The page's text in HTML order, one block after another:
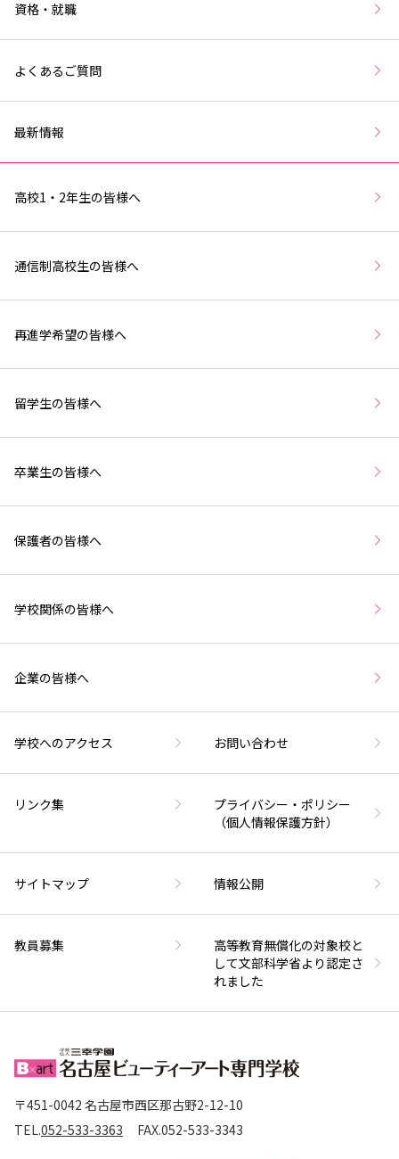
資格・就職
よくあるご質問
最新情報
高校1・2年生の皆様へ
通信制高校生の皆様へ
再進学希望の皆様へ
留学生の皆様へ
卒業生の皆様へ
保護者の皆様へ
学校関係の皆様へ
企業の皆様へ
学校へのアクセス お問い合わせ
リンク集
プライバシー・ポリシー
（個人情報保護方針）
サイトマップ 情報公開
教員募集
高等教育無償化の対象校と
して文部科学省より認定さ
れました
〒451-0042 名古屋市西区那古野2-12-10
TEL.052-533-3363 FAX.052-533-3343